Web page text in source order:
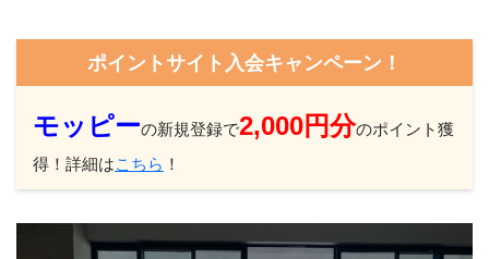
ポイントサイト入会キャンペーン！
モッピーの新規登録で2,000円分のポイント獲
得！詳細はこちら ！